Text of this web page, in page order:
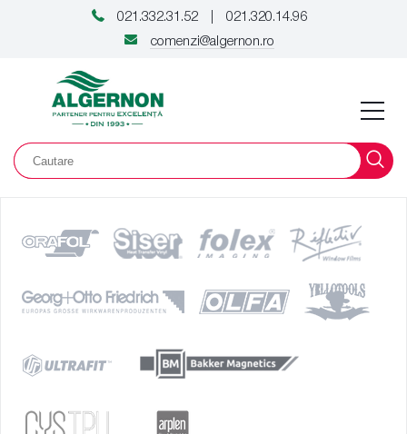
021.332.31.52
021.320.14.96
comenzi@algernon.ro